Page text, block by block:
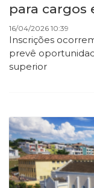
para cargos
16/04/2026 10:39
Inscrições
prevê
superior